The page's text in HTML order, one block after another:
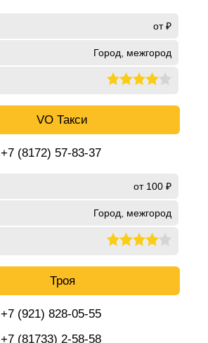
от ₽
Город, межгород
VO Такси
+7 (8172) 57-83-37
от 100 ₽
Город, межгород
Троя
+7 (921) 828-05-55
+7 (81733) 2-58-58